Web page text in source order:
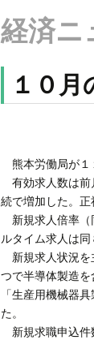
経済ニ
１０
熊本労働局が１
有効求人数は前
続で増加した。正
新規求人倍率（
ルタイム求人は
新規求人状況を
つで半導体製造
「生産用機械器
た。
新規求職申込件